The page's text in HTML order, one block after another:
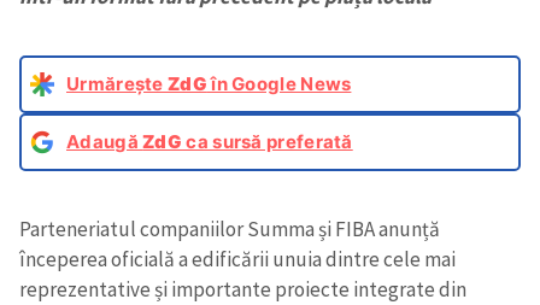
Urmărește ZdGîn Google News
AdaugăZdG ca sursă preferată
Parteneriatul companiilor Summa și FIBA anunță
începerea oficială a edificării unuia dintre cele mai
reprezentative și importante proiecte integrate din